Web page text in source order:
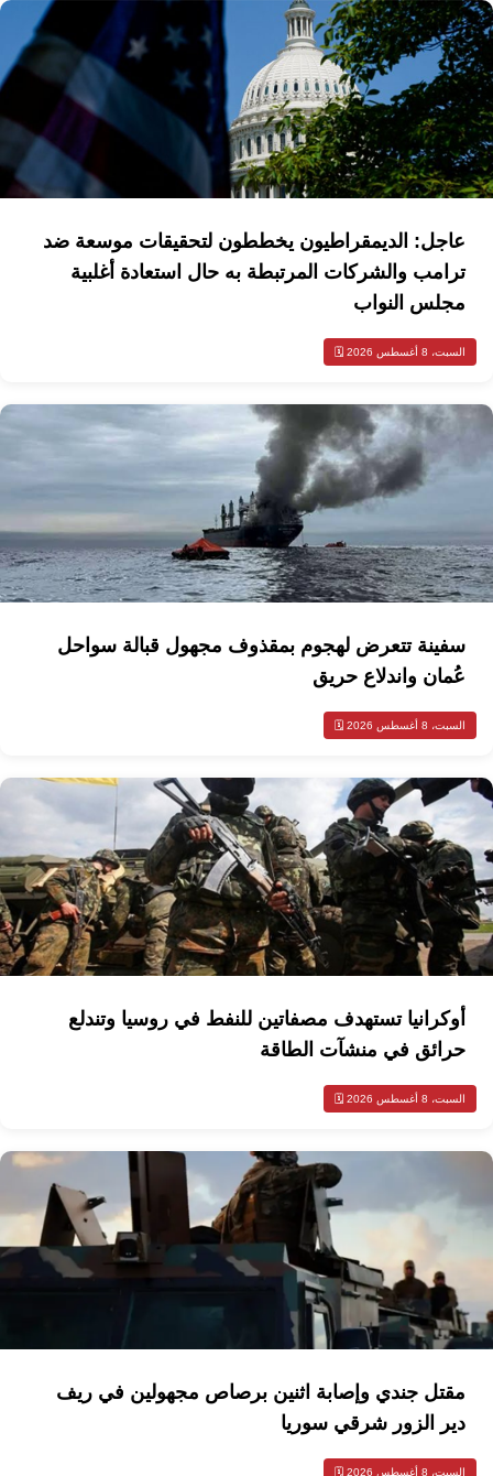
عاجل: الديمقراطيون يخططون لتحقيقات موسعة ضد
ترامب والشركات المرتبطة به حال استعادة أغلبية
مجلس النواب
السبت، 8 أغسطس 2026 🗓️
سفينة تتعرض لهجوم بمقذوف مجهول قبالة سواحل
عُمان واندلاع حريق
السبت، 8 أغسطس 2026 🗓️
أوكرانيا تستهدف مصفاتين للنفط في روسيا وتندلع
حرائق في منشآت الطاقة
السبت، 8 أغسطس 2026 🗓️
مقتل جندي وإصابة اثنين برصاص مجهولين في ريف
دير الزور شرقي سوريا
السبت، 8 أغسطس 2026 🗓️